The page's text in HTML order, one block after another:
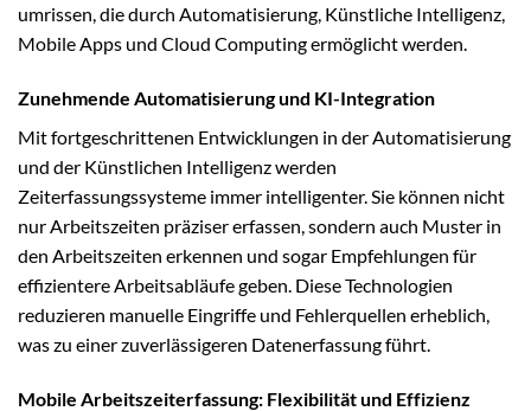
umrissen, die durch Automatisierung, Künstliche Intelligenz,
Mobile Apps und Cloud Computing ermöglicht werden.
Zunehmende Automatisierung und KI-Integration
Mit fortgeschrittenen Entwicklungen in der Automatisierung
und der Künstlichen Intelligenz werden
Zeiterfassungssysteme immer intelligenter. Sie können nicht
nur Arbeitszeiten präziser erfassen, sondern auch Muster in
den Arbeitszeiten erkennen und sogar Empfehlungen für
effizientere Arbeitsabläufe geben. Diese Technologien
reduzieren manuelle Eingriffe und Fehlerquellen erheblich,
was zu einer zuverlässigeren Datenerfassung führt.
Mobile Arbeitszeiterfassung: Flexibilität und Effizienz